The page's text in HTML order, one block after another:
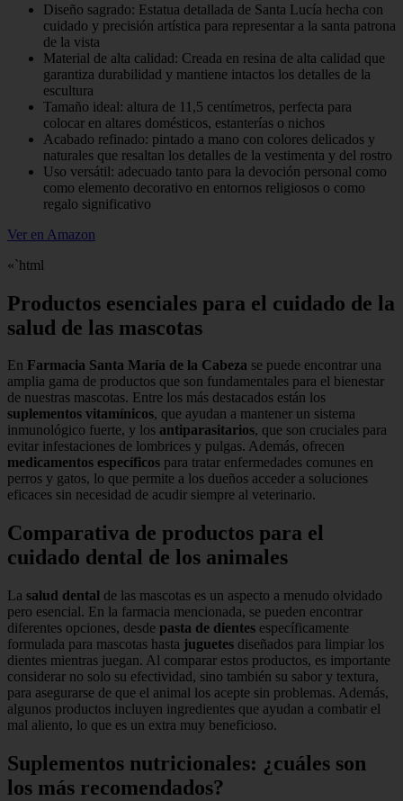
Diseño sagrado: Estatua detallada de Santa Lucía hecha con
cuidado y precisión artística para representar a la santa patrona
de la vista
Material de alta calidad: Creada en resina de alta calidad que
garantiza durabilidad y mantiene intactos los detalles de la
escultura
Tamaño ideal: altura de 11,5 centímetros, perfecta para
colocar en altares domésticos, estanterías o nichos
Acabado refinado: pintado a mano con colores delicados y
naturales que resaltan los detalles de la vestimenta y del rostro
Uso versátil: adecuado tanto para la devoción personal como
como elemento decorativo en entornos religiosos o como
regalo significativo
Ver en Amazon
«`html
Productos esenciales para el cuidado de la
salud de las mascotas
En Farmacia Santa María de la Cabeza se puede encontrar una
amplia gama de productos que son fundamentales para el bienestar
de nuestras mascotas. Entre los más destacados están los
suplementos vitamínicos, que ayudan a mantener un sistema
inmunológico fuerte, y los antiparasitarios, que son cruciales para
evitar infestaciones de lombrices y pulgas. Además, ofrecen
medicamentos específicos para tratar enfermedades comunes en
perros y gatos, lo que permite a los dueños acceder a soluciones
eficaces sin necesidad de acudir siempre al veterinario.
Comparativa de productos para el
cuidado dental de los animales
La salud dental de las mascotas es un aspecto a menudo olvidado
pero esencial. En la farmacia mencionada, se pueden encontrar
diferentes opciones, desde pasta de dientes específicamente
formulada para mascotas hasta juguetes diseñados para limpiar los
dientes mientras juegan. Al comparar estos productos, es importante
considerar no solo su efectividad, sino también su sabor y textura,
para asegurarse de que el animal los acepte sin problemas. Además,
algunos productos incluyen ingredientes que ayudan a combatir el
mal aliento, lo que es un extra muy beneficioso.
Suplementos nutricionales: ¿cuáles son
los más recomendados?